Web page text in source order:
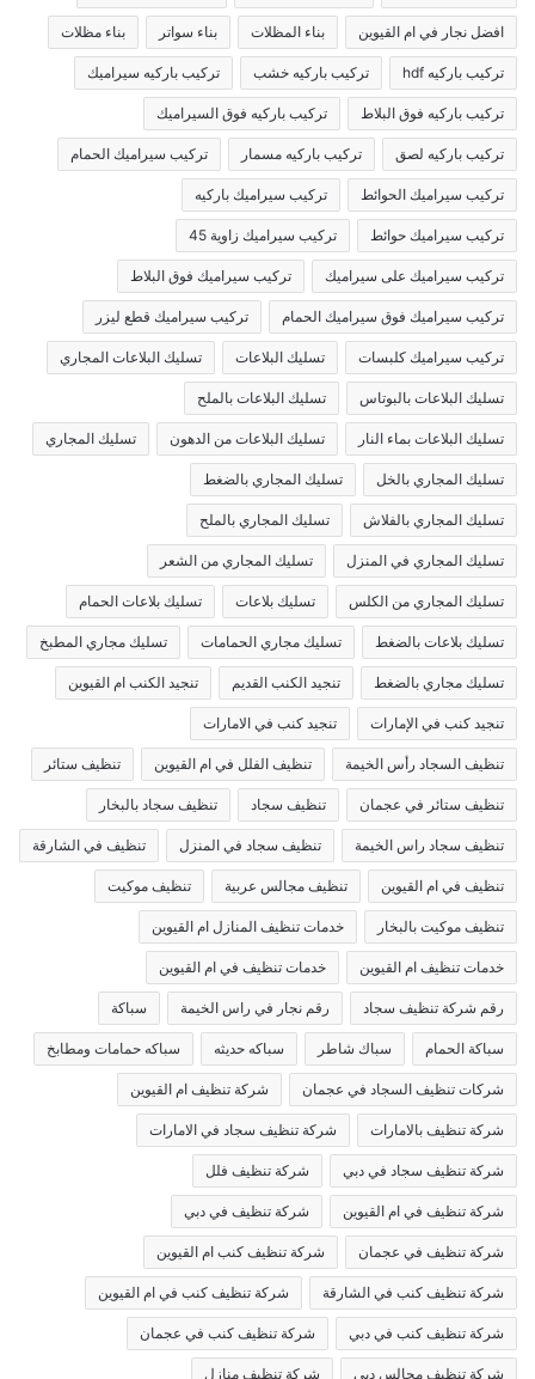
افضل نجار في ام القيوين بناء المظلات بناء سواتر بناء مظلات
تركيب باركيه hdf تركيب باركيه خشب تركيب باركيه سيراميك
تركيب باركيه فوق البلاط تركيب باركيه فوق السيراميك
تركيب باركيه لصق تركيب باركيه مسمار تركيب سيراميك الحمام
تركيب سيراميك الحوائط تركيب سيراميك باركيه
تركيب سيراميك حوائط تركيب سيراميك زاوية 45
تركيب سيراميك على سيراميك تركيب سيراميك فوق البلاط
تركيب سيراميك فوق سيراميك الحمام تركيب سيراميك قطع ليزر
تركيب سيراميك كلبسات تسليك البلاعات تسليك البلاعات المجاري
تسليك البلاعات بالبوتاس تسليك البلاعات بالملح
تسليك البلاعات بماء النار تسليك البلاعات من الدهون تسليك المجاري
تسليك المجاري بالخل تسليك المجاري بالضغط
تسليك المجاري بالفلاش تسليك المجاري بالملح
تسليك المجاري في المنزل تسليك المجاري من الشعر
تسليك المجاري من الكلس تسليك بلاعات تسليك بلاعات الحمام
تسليك بلاعات بالضغط تسليك مجاري الحمامات تسليك مجاري المطبخ
تسليك مجاري بالضغط تنجيد الكنب القديم تنجيد الكنب ام القيوين
تنجيد كنب في الإمارات تنجيد كنب في الامارات
تنظيف السجاد رأس الخيمة تنظيف الفلل في ام القيوين تنظيف ستائر
تنظيف ستائر في عجمان تنظيف سجاد تنظيف سجاد بالبخار
تنظيف سجاد راس الخيمة تنظيف سجاد في المنزل تنظيف في الشارقة
تنظيف في ام القيوين تنظيف مجالس عربية تنظيف موكيت
تنظيف موكيت بالبخار خدمات تنظيف المنازل ام القيوين
خدمات تنظيف ام القيوين خدمات تنظيف في ام القيوين
رقم شركة تنظيف سجاد رقم نجار في راس الخيمة سباكة
سباكة الحمام سباك شاطر سباكه حديثه سباكه حمامات ومطابخ
شركات تنظيف السجاد في عجمان شركة تنظيف ام القيوين
شركة تنظيف بالامارات شركة تنظيف سجاد في الامارات
شركة تنظيف سجاد في دبي شركة تنظيف فلل
شركة تنظيف في ام القيوين شركة تنظيف في دبي
شركة تنظيف في عجمان شركة تنظيف كنب ام القيوين
شركة تنظيف كنب في الشارقة شركة تنظيف كنب في ام القيوين
شركة تنظيف كنب في دبي شركة تنظيف كنب في عجمان
شركة تنظيف مجالس دبي شركة تنظيف منازل